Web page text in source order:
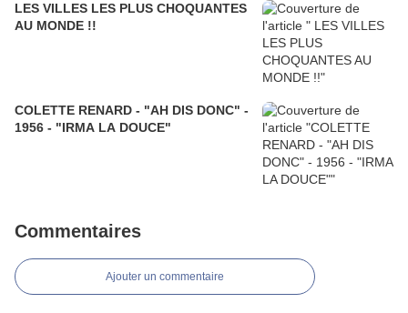
LES VILLES LES PLUS CHOQUANTES
AU MONDE !!
COLETTE RENARD - "AH DIS DONC" -
1956 - "IRMA LA DOUCE"
Commentaires
Ajouter un commentaire